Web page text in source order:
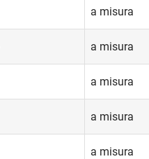
a misura
a misura
a misura
a misura
a misura